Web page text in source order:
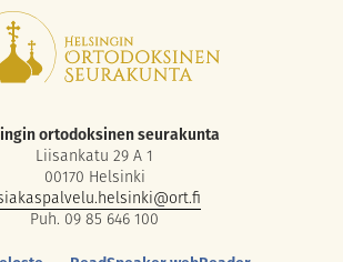
ortodoksinen seurakunta
Liisankatu 29 A 1
00170 Helsinki
Puh. 09 85 646 100